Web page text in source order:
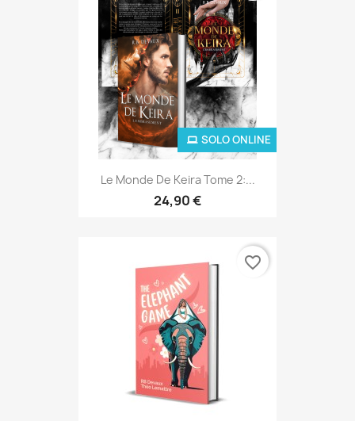
Le Monde De Keira Tome 2:...
24,90 €
SOLO ONLINE
favorite_border